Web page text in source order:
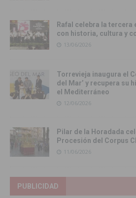
Rafal celebra la tercera
con historia, cultura y
13/06/2026
Torrevieja inaugura el
del Mar’ y recupera su
el Mediterráneo
12/06/2026
Pilar de la Horadada
Procesión del Corpus
11/06/2026
PUBLICIDAD